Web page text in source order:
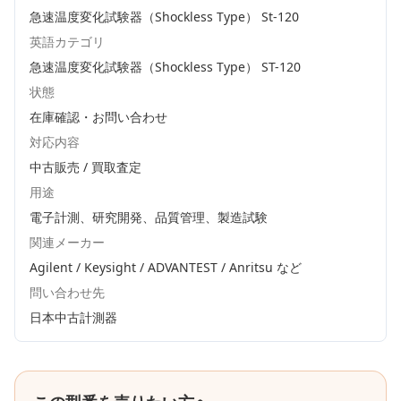
急速温度変化試験器（Shockless Type） St-120
英語カテゴリ
急速温度変化試験器（Shockless Type） ST-120
状態
在庫確認・お問い合わせ
対応内容
中古販売 / 買取査定
用途
電子計測、研究開発、品質管理、製造試験
関連メーカー
Agilent / Keysight / ADVANTEST / Anritsu など
問い合わせ先
日本中古計測器